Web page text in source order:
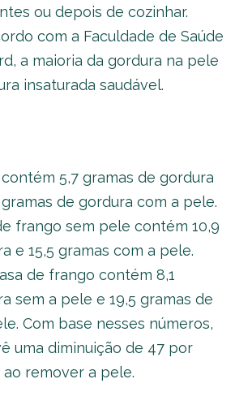
ou depois de cozinhar.
com a Faculdade de Saúde
a maioria da gordura na pele
insaturada saudável.
5,7 gramas de gordura
de gordura com a pele.
frango sem pele contém 10,9
e 15,5 gramas com a pele.
de frango contém 8,1
sem a pele e 19,5 gramas de
Com base nesses números,
uma diminuição de 47 por
remover a pele.